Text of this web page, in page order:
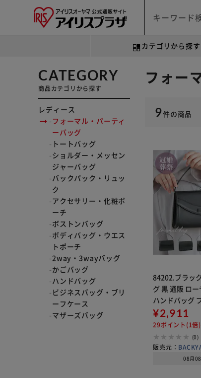
カテゴリから探す
CATEGORY
商品カテゴリから探す
レディース
フォーマル・パーティ
ーバッグ
トートバッグ
ショルダー・メッセン
ジャーバッグ
バックパック・リュッ
ク
アクセサリー・化粧ポ
ーチ
ボストンバッグ
ボディバッグ・ウエス
トポーチ
2way・3wayバッグ
かごバッグ
ハンドバッグ
ビジネスバッグ・ブリ
ーフケース
マザーズバッグ
フォー
9件の商品
84202.ブラッ
グ 黒 通販 ロ
ハンドバッグ
上品 シンプル
結婚式 レディ
ossi
¥2,911
29ポイント(1倍)
(0)
販売元：
08月